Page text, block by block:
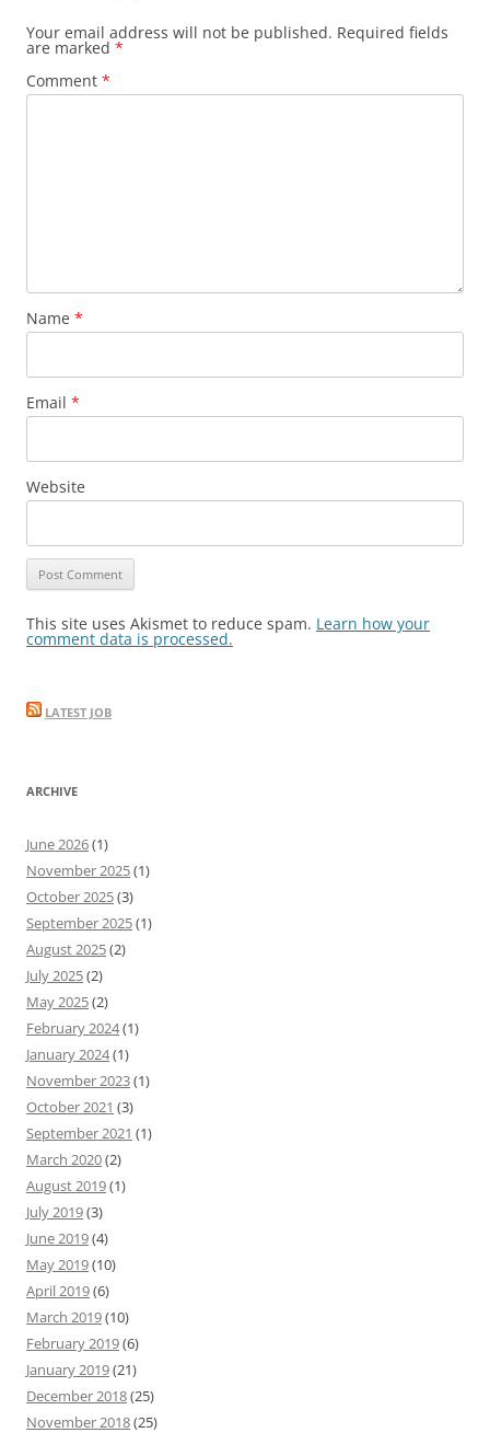
Your email address will not be published. Required fields
are marked *
Comment *
Name *
Email *
Website
This site uses Akismet to reduce spam. Learn how your
comment data is processed.
LATEST JOB
ARCHIVE
June 2026(1)
November 2025(1)
October 2025(3)
September 2025(1)
August 2025(2)
July 2025(2)
May 2025(2)
February 2024(1)
January 2024(1)
November 2023(1)
October 2021 (3)
September 2021 (1)
March 2020(2)
August 2019(1)
July 2019(3)
June 2019(4)
May 2019(10)
April 2019(6)
March 2019(10)
February 2019(6)
January 2019(21)
December 2018(25)
November 2018(25)